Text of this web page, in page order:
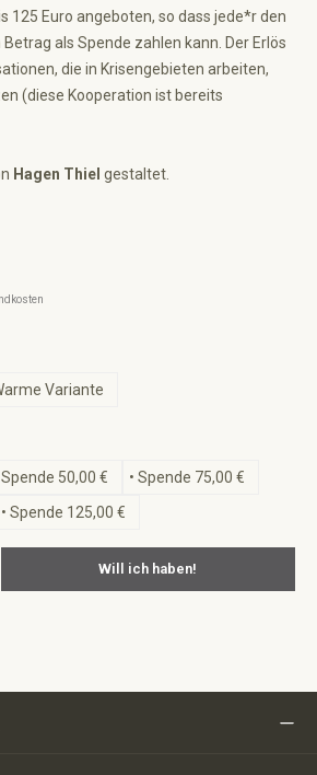
125 Euro angeboten, so dass jede*r den
als Spende zahlen kann. Der Erlös
die in Krisengebieten arbeiten,
(diese Kooperation ist bereits
Hagen Thiel gestaltet.
Variante
Spende 50,00 €
• Spende 75,00 €
• Spende 125,00 €
Gib den gewünschten
Will ich haben!